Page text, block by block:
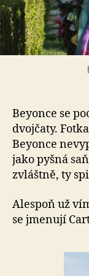
Beyonce se
dvojčaty.
Beyonce
jako pyšná
zvláštně, ty
Alespoň už
se jmenují